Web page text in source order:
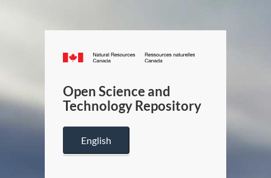
Canada.ca
/
Canada
Open Science and
Technology Repository
English